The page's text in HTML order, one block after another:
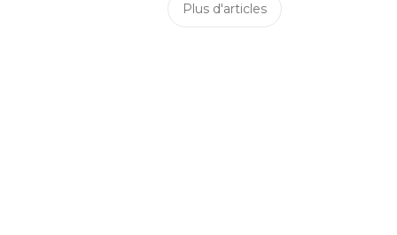
Plus d'articles